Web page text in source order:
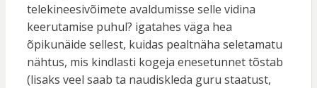
telekineesivõimete avaldumisse selle vidina
keerutamise puhul? igatahes väga hea
õpikunäide sellest, kuidas pealtnäha seletamatu
nähtus, mis kindlasti kogeja enesetunnet tõstab
(lisaks veel saab ta naudiskleda guru staatust,